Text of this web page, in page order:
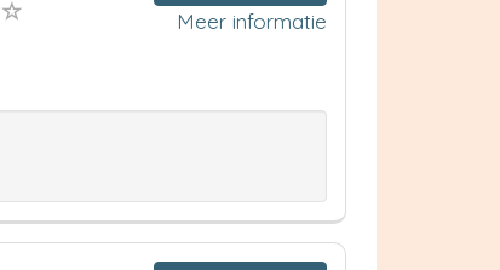
Meer informatie